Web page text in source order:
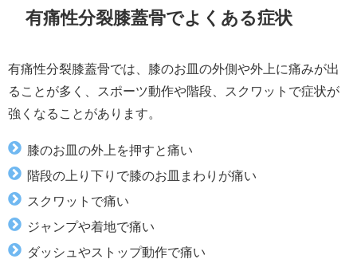
有痛性分裂膝蓋骨でよくある症状
有痛性分裂膝蓋骨では、膝のお皿の外側や外上に痛みが出
ることが多く、スポーツ動作や階段、スクワットで症状が
強くなることがあります。
膝のお皿の外上を押すと痛い
階段の上り下りで膝のお皿まわりが痛い
スクワットで痛い
ジャンプや着地で痛い
ダッシュやストップ動作で痛い